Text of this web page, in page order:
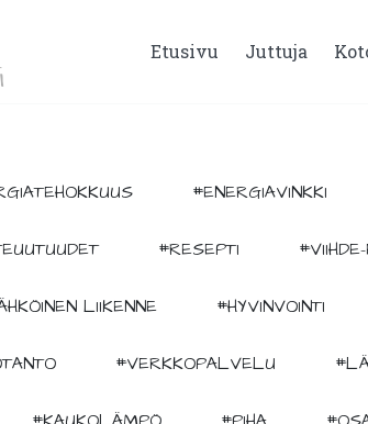
Etusivu Juttuja
#ENERGIAVINKKI
#RESEPTI
LIIKENNE #HYVINVOINTI
#VERKKOPALVELU